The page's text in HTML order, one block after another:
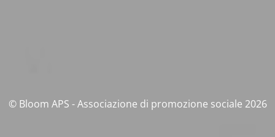
© Bloom APS - Associazione di promozione sociale 2026